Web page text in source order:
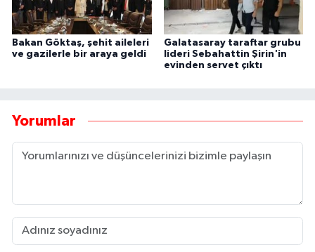
Bakan Göktaş, şehit aileleri
ve gazilerle bir araya geldi
Galatasaray taraftar grubu
lideri Sebahattin Şirin'in
evinden servet çıktı
Yorumlar